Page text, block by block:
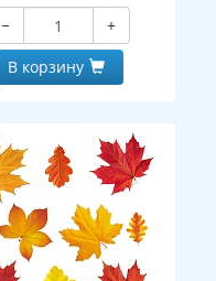
ВД-лак)
−
+
В корзину